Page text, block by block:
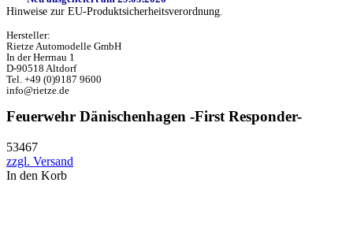
Hinweise zur EU-Produktsicherheitsverordnung.
Hersteller:
Rietze Automodelle GmbH
In der Herrnau 1
D-90518 Altdorf
Tel. +49 (0)9187 9600
info@rietze.de
Feuerwehr Dänischenhagen -First Responder-
53467
zzgl. Versand
In den Korb